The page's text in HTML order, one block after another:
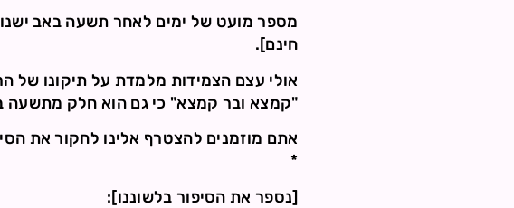
מספר מועט של ימים לאחר תשעה באב
חינם].
אולי עצם הצמידות מלמדת על תיקונו של
"קמצא ובר קמצא" כי גם הוא חלק מתשעה
אתם מוזמנים להצטרף אלינו לחקור את
*
[נספר את הסיפור בלשוננו]: